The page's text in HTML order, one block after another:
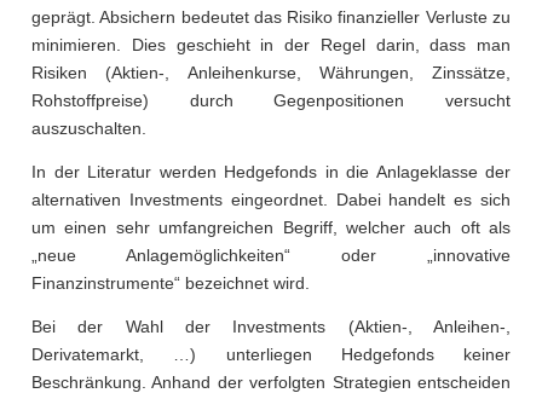
geprägt. Absichern bedeutet das Risiko finanzieller Verluste zu
minimieren. Dies geschieht in der Regel darin, dass man
Risiken (Aktien-, Anleihenkurse, Währungen, Zinssätze,
Rohstoffpreise) durch Gegenpositionen versucht
auszuschalten.
In der Literatur werden Hedgefonds in die Anlageklasse der
alternativen Investments eingeordnet. Dabei handelt es sich
um einen sehr umfangreichen Begriff, welcher auch oft als
„neue Anlagemöglichkeiten“ oder „innovative
Finanzinstrumente“ bezeichnet wird.
Bei der Wahl der Investments (Aktien-, Anleihen-,
Derivatemarkt, …) unterliegen Hedgefonds keiner
Beschränkung. Anhand der verfolgten Strategien entscheiden